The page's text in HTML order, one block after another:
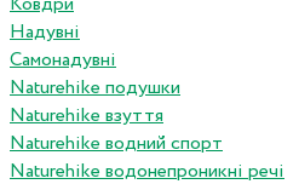
Надувні
Самонадувні
Naturehike подушки
Naturehike взуття
Naturehike водний спорт
Naturehike водонепроникні речі